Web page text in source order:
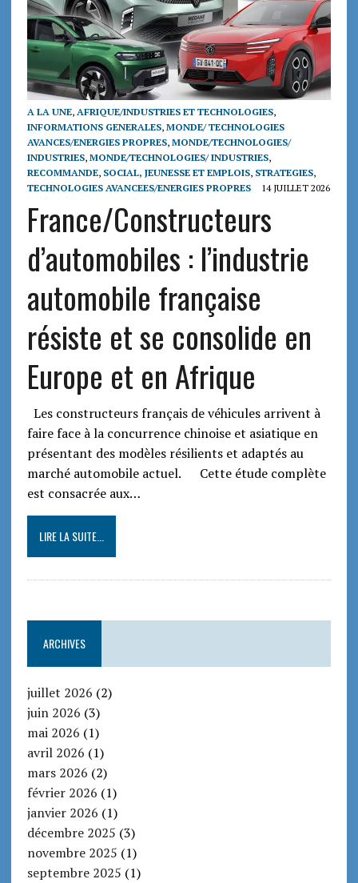
A LA UNE, AFRIQUE/INDUSTRIES ET TECHNOLOGIES,
INFORMATIONS GENERALES, MONDE/ TECHNOLOGIES
AVANCES/ENERGIES PROPRES, MONDE/TECHNOLOGIES/
INDUSTRIES, MONDE/TECHNOLOGIES/ INDUSTRIES,
RECOMMANDE, SOCIAL, JEUNESSE ET EMPLOIS, STRATEGIES,
TECHNOLOGIES AVANCEES/ENERGIES PROPRES
14 JUILLET 2026
France/Constructeurs
d’automobiles : l’industrie
automobile française
résiste et se consolide en
Europe et en Afrique
Les constructeurs français de véhicules arrivent à
faire face à la concurrence chinoise et asiatique en
présentant des modèles résilients et adaptés au
marché automobile actuel. Cette étude complète
est consacrée aux…
LIRE LA SUITE...
ARCHIVES
juillet 2026 (2)
juin 2026 (3)
mai 2026 (1)
avril 2026 (1)
mars 2026 (2)
février 2026 (1)
janvier 2026 (1)
décembre 2025 (3)
novembre 2025 (1)
septembre 2025 (1)